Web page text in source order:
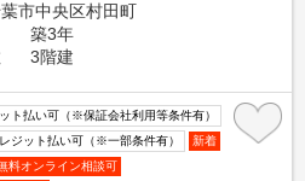
市中央区村田町
築3年
3階建
ト払い可（※保証会社利用等条件有）
ジット払い可（※一部条件有）
新着
料オンライン相談可